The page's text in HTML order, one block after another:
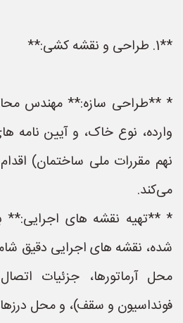
**1. طراحی و نقشه کشی:**
* **طراحی سازه:** مهندس
وارده، نوع خاک، و آیین نامه
نهم مقررات ملی ساختمان)
می‌کند.
* **تهیه نقشه های اجرایی:**
شده، نقشه های اجرایی دقیق
محل آرماتورها، جزئیات
فونداسیون و سقف)، و محل